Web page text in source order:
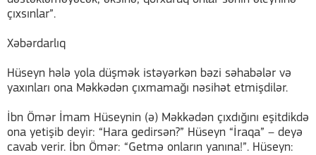
çıxsınlar”.
Xəbərdarlıq
Hüseyn hələ yola düşmək istəyərkən bəzi səhabələr və
yaxınları ona Məkkədən çıxmamağı nəsihət etmişdilər.
İbn Ömər İmam Hüseynin (ə) Məkkədən çıxdığını eşitdikdə
ona yetişib deyir: “Hara gedirsən?” Hüseyn “İraqa” – deyə
cavab verir. İbn Ömər: “Getmə onların yanına!”. Hüseyn: